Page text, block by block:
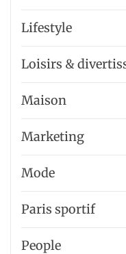
Lifestyle
Loisirs &
Maison
Marketing
Mode
Paris sportif
People